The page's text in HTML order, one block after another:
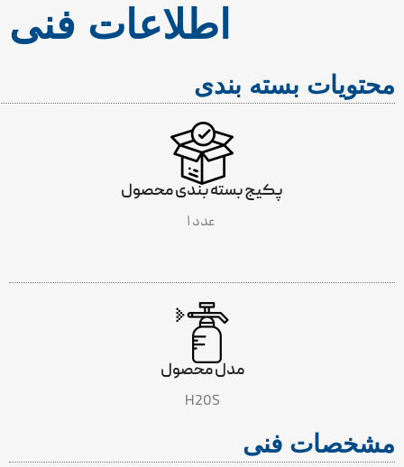
اطلاعات فنی
محتویات بسته بندی
پکیج بسته بندی محصول
مدل محصول
H20S
مشخصات فنی